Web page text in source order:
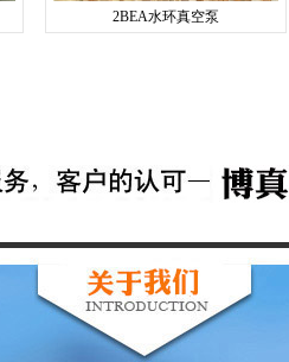
2BEA水环真空泵